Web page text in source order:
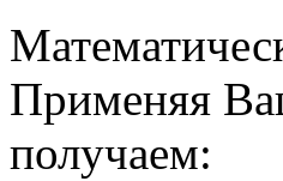
Применяя
получаем: